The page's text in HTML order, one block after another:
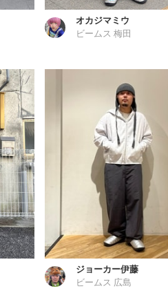
オカジマミウ
ビームス 梅田
ジョーカー伊藤
ビームス 広島